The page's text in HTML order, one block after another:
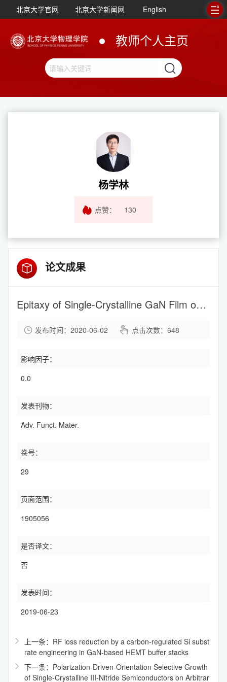
北京大学官网 北京大学新闻网 English
教师个人主页
杨学林
点赞： 130
论文成果
Epitaxy of Single-Crystalline GaN Film on CMOS-Compatible Si(100) Substrate Buffered by Graphene
发布时间：2020-06-02 点击次数： 648
影响因子：
0.0
发表刊物：
Adv. Funct. Mater.
卷号：
29
页面范围：
1905056
是否译文：
否
发表时间：
2019-06-23
上一条：RF loss reduction by a carbon-regulated Si subst
rate engineering in GaN-based HEMT buffer stacks
下一条：Polarization-Driven-Orientation Selective Growth
of Single-Crystalline III-Nitride Semiconductors on Arbitrar